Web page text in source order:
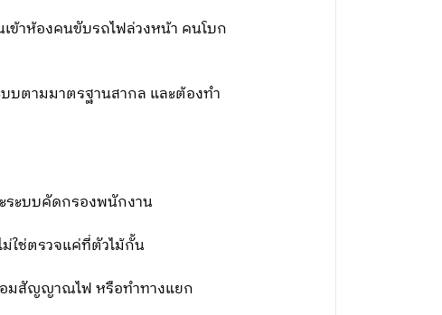
าห้องคนขับรถไฟล่วงหน้า คนโบก
บตามมาตรฐานสากล และต้องทํา
ระบบคัดกรองพนักงาน
ใช่ตรวจแค่ที่ตัวไม้กั้น
อมสัญญาณไฟ หรือทําทางแยก